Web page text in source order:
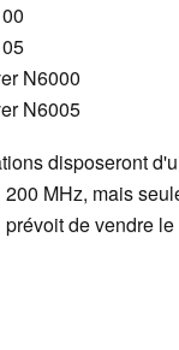
N6000
N6005
disposeront
MHz, mais
de vendre